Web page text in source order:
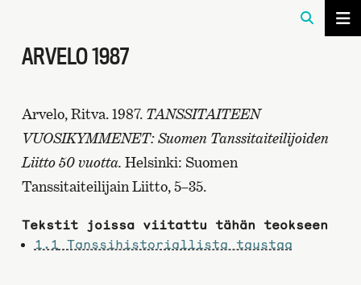
ARVELO 1987
Arvelo, Ritva. 1987. TANSSITAITEEN
VUOSIKYMMENET: Suomen Tanssitaiteilijoiden
Liitto 50 vuotta. Helsinki: Suomen
Tanssitaiteilijain Liitto, 5–35.
Tekstit joissa viitattu tähän teokseen
1.1 Tanssihistoriallista taustaa